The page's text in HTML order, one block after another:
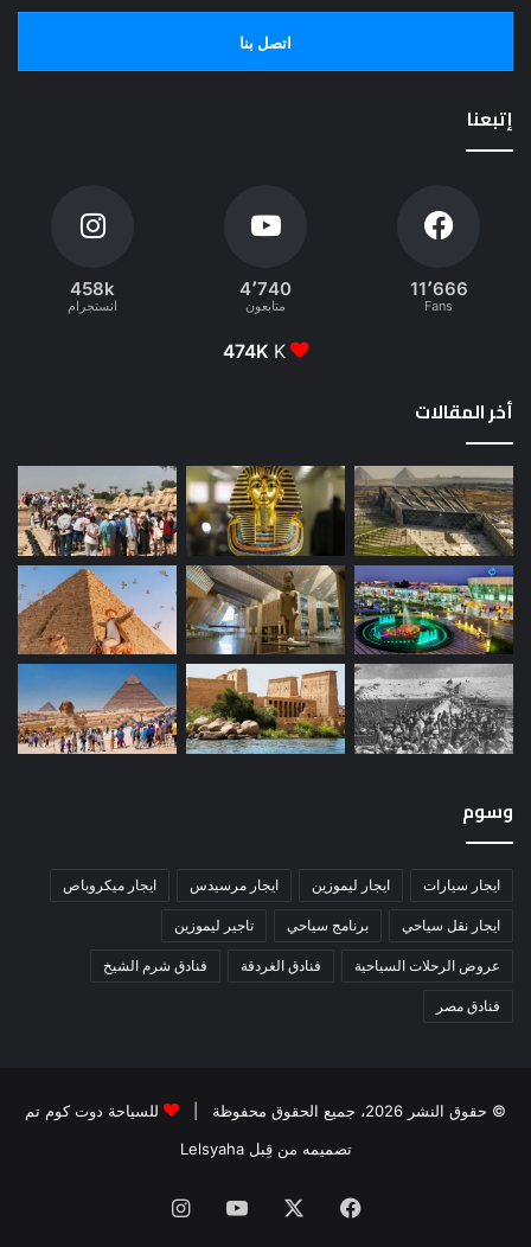
اتصل بنا
إتبعنا
11٬666
Fans
4٬740
متابعون
458k
انستجرام
474K K
أخر المقالات
وسوم
ايجار سيارات ايجار ليموزين ايجار مرسيدس ايجار ميكروباص
ايجار نقل سياحي برنامج سياحي تاجير ليموزين
عروض الرحلات السياحية فنادق الغردقة فنادق شرم الشيخ
فنادق مصر
© حقوق النشر 2026، جميع الحقوق محفوظة |
للسياحة دوت كوم تم
تصميمه من قِبل Lelsyaha
فيسبوك ‫YouTube